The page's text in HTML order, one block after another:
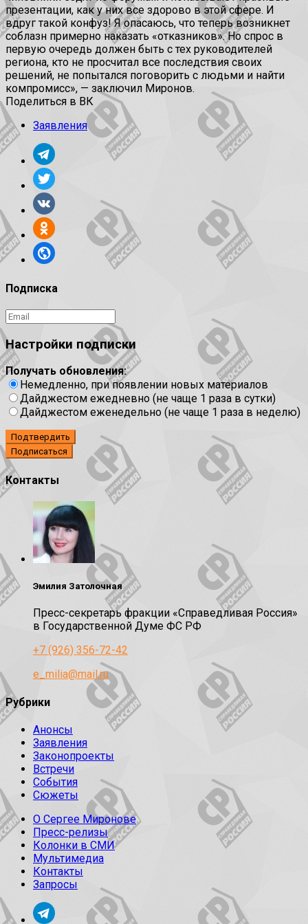
презентации, как у них все здорово в этой сфере. И
вдруг такой конфуз! Я опасаюсь, что теперь возникнет
соблазн примерно наказать «отказников». Но спрос в
первую очередь должен быть с тех руководителей
региона, кто не просчитал все последствия своих
решений, не попытался поговорить с людьми и найти
компромисс», — заключил Миронов.
Поделиться в ВК
Заявления
Подписка
Настройки подписки
Получать обновления:
Немедленно, при появлении новых материалов
Дайджестом ежедневно (не чаще 1 раза в сутки)
Дайджестом еженедельно (не чаще 1 раза в неделю)
Подтвердить
Контакты
Эмилия Затолочная
Пресс-секретарь фракции «Справедливая Россия»
в Государственной Думе ФС РФ
+7 (926) 356-72-42
e_milia@mail.ru
Рубрики
Анонсы
Заявления
Законопроекты
Встречи
События
Сюжеты
О Сергее Миронове
Пресс-релизы
Колонки в СМИ
Мультимедиа
Контакты
Запросы